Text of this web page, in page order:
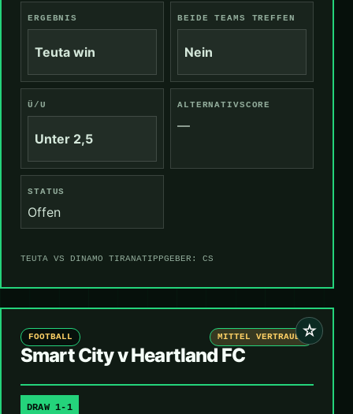
ERGEBNIS
Teuta win
BEIDE TEAMS TREFFEN
Nein
Ü/U
Unter 2,5
ALTERNATIVSCORE
—
STATUS
Offen
TEUTA VS DINAMO TIRANATIPPGEBER: CS
☆
FOOTBALL MITTEL VERTRAUEN
Smart City v Heartland FC
DRAW 1-1